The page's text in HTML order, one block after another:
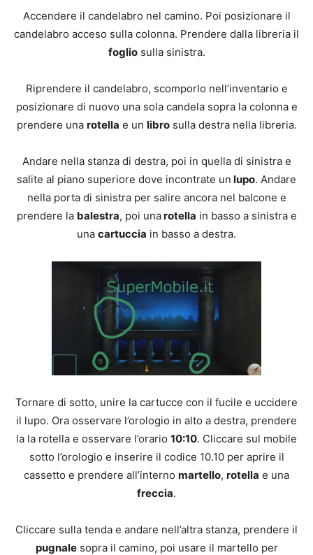
Accendere il candelabro nel camino. Poi posizionare il
candelabro acceso sulla colonna. Prendere dalla libreria il
fogliosulla sinistra.
Riprendere il candelabro, scomporlo nell’inventario e
posizionare di nuovo una sola candela sopra la colonna e
prendere una rotella e un librosulla destra nella libreria.
Andare nella stanza di destra, poi in quella di sinistra e
salite al piano superiore dove incontrate un lupo. Andare
nella porta di sinistra per salire ancora nel balcone e
prendere la balestra, poi unarotella in basso a sinistra e
una cartuccia in basso a destra.
Tornare di sotto, unire la cartucce con il fucile e uccidere
il lupo. Ora osservare l’orologio in alto a destra, prendere
la la rotella e osservare l’orario 10:10. Cliccare sul mobile
sotto l’orologio e inserire il codice 10.10 per aprire il
cassetto e prendere all’interno martello, rotella e una
freccia.
Cliccare sulla tenda e andare nell’altra stanza, prendere il
pugnalesopra il camino, poi usare il martello per